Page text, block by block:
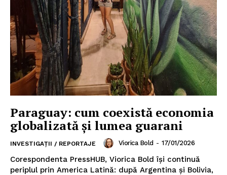
Paraguay: cum coexistă economia
globalizată și lumea guarani
INVESTIGAȚII / REPORTAJE Viorica Bold - 17/01/2026
Corespondenta PressHUB, Viorica Bold își continuă
periplul prin America Latină: după Argentina și Bolivia,